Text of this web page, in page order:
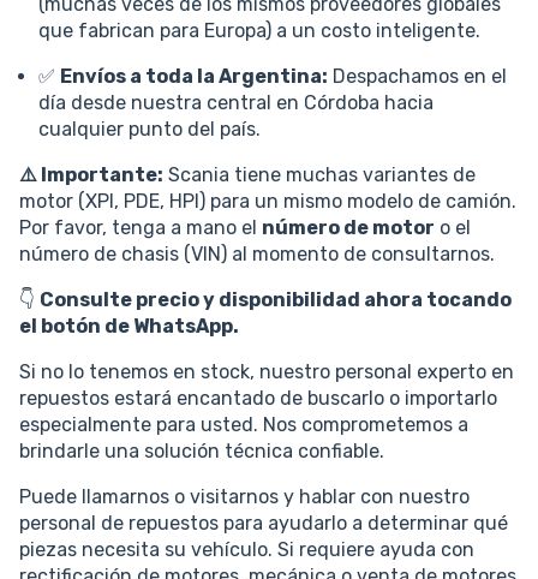
que fabrican para Europa) a un costo inteligente.
✅ Envíos a toda la Argentina: Despachamos en el
día desde nuestra central en Córdoba hacia
cualquier punto del país.
⚠️ Importante: Scania tiene muchas variantes de
motor (XPI, PDE, HPI) para un mismo modelo de camión.
Por favor, tenga a mano el número de motor o el
número de chasis (VIN) al momento de consultarnos.
👇 Consulte precio y disponibilidad ahora tocando
el botón de WhatsApp.
Si no lo tenemos en stock, nuestro personal experto en
repuestos estará encantado de buscarlo o importarlo
especialmente para usted. Nos comprometemos a
brindarle una solución técnica confiable.
Puede llamarnos o visitarnos y hablar con nuestro
personal de repuestos para ayudarlo a determinar qué
piezas necesita su vehículo. Si requiere ayuda con